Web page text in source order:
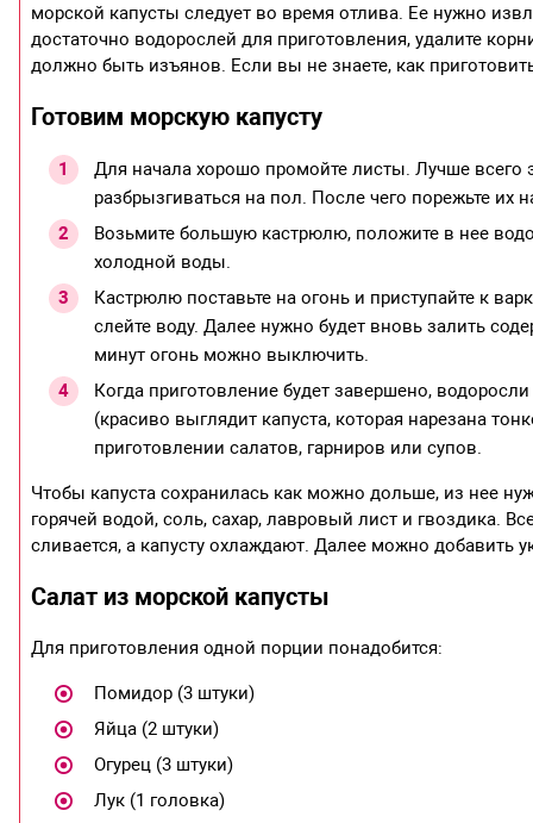
морской капусты следует во время отлива. Ее нужно
достаточно водорослей для приготовления, удалите
должно быть изъянов. Если вы не знаете, как
Готовим морскую капусту
Для начала хорошо промойте листы. Лучше всего
разбрызгиваться на пол. После чего порежьте их
Возьмите большую кастрюлю, положите в нее
холодной воды.
Кастрюлю поставьте на огонь и приступайте к
слейте воду. Далее нужно будет вновь залить
минут огонь можно выключить.
Когда приготовление будет завершено,
(красиво выглядит капуста, которая нарезана
приготовлении салатов, гарниров или супов.
Чтобы капуста сохранилась как можно дольше, из нее
горячей водой, соль, сахар, лавровый лист и гвоздика.
сливается, а капусту охлаждают. Далее можно добавить
Салат из морской капусты
Для приготовления одной порции понадобится:
Помидор (3 штуки)
Яйца (2 штуки)
Огурец (3 штуки)
Лук (1 головка)